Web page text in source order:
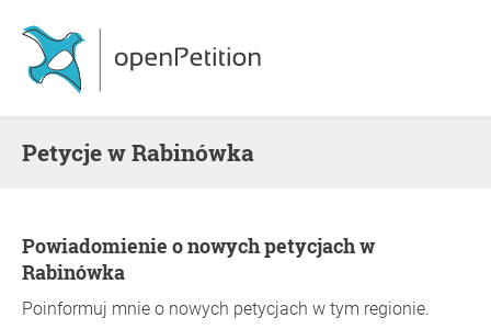
Petycje w Rabinówka
Powiadomienie o nowych petycjach w
Rabinówka
Poinformuj mnie o nowych petycjach w tym regionie.